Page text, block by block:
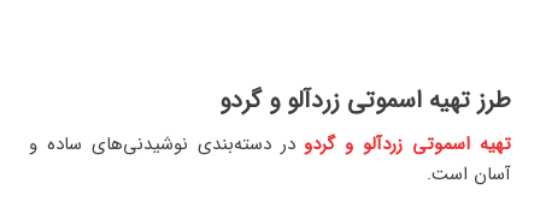
طرز تهیه اسموتی زردآلو و گردو
تهیه اسموتی زردآلو و گردودر دسته‌بندی نوشیدنی‌های ساده و
آسان است.